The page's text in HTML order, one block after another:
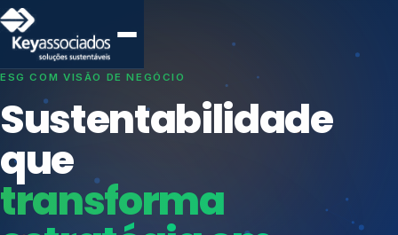
SISTEMAS DE GESTÃO OTIMIZADOS E INTEGRADOS
Conformidade que
protege seu
negócio.
Índices de Mercado